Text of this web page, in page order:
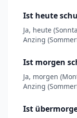
Ist heute
Ja, heute
Anzing
Ist morgen
Ja, morgen
Anzing
Ist